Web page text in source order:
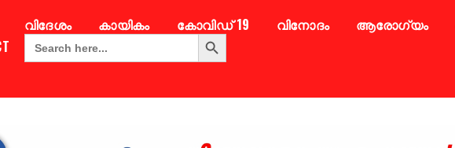
വിദേശം കായികം കോവിഡ് 19 വിനോദം ആരോഗ്യം
Search
for:
Search Button